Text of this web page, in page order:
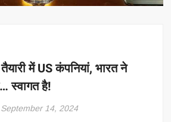
में US कंपनियां, भारत ने
स्वागत है!
September 14, 2024